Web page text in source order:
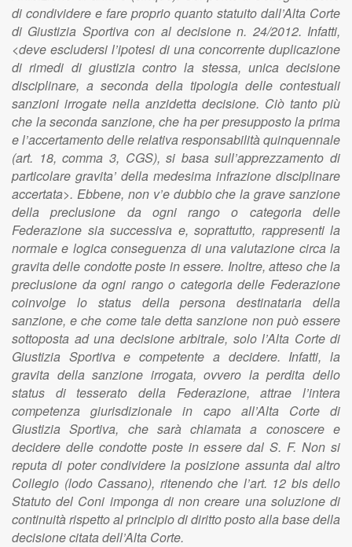
di condividere e fare proprio quanto statuito dall’Alta Corte
di Giustizia Sportiva con al decisione n. 24/2012. Infatti,
<deve escludersi l’ipotesi di una concorrente duplicazione
di rimedi di giustizia contro la stessa, unica decisione
disciplinare, a seconda della tipologia delle contestuali
sanzioni irrogate nella anzidetta decisione. Ciò tanto più
che la seconda sanzione, che ha per presupposto la prima
e l’accertamento delle relativa responsabilità quinquennale
(art. 18, comma 3, CGS), si basa sull’apprezzamento di
particolare gravita’ della medesima infrazione disciplinare
accertata>. Ebbene, non v’e dubbio che la grave sanzione
della preclusione da ogni rango o categoria delle
Federazione sia successiva e, soprattutto, rappresenti la
normale e logica conseguenza di una valutazione circa la
gravita delle condotte poste in essere. Inoltre, atteso che la
preclusione da ogni rango o categoria delle Federazione
coinvolge lo status della persona destinataria della
sanzione, e che come tale detta sanzione non può essere
sottoposta ad una decisione arbitrale, solo l’Alta Corte di
Giustizia Sportiva e competente a decidere. Infatti, la
gravita della sanzione irrogata, ovvero la perdita dello
status di tesserato della Federazione, attrae l’intera
competenza giurisdizionale in capo all’Alta Corte di
Giustizia Sportiva, che sarà chiamata a conoscere e
decidere delle condotte poste in essere dal S. F. Non si
reputa di poter condividere la posizione assunta dal altro
Collegio (lodo Cassano), ritenendo che l’art. 12 bis dello
Statuto del Coni imponga di non creare una soluzione di
continuità rispetto al principio di diritto posto alla base della
decisione citata dell’Alta Corte.